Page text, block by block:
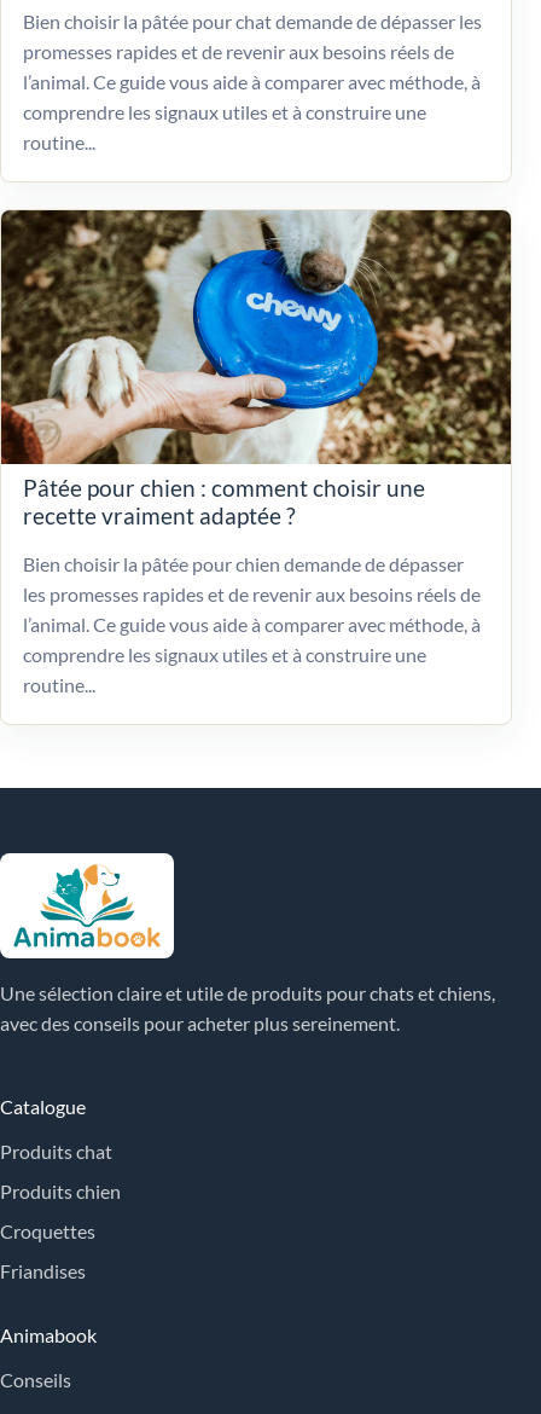
Bien choisir la pâtée pour chat demande de dépasser les
promesses rapides et de revenir aux besoins réels de
l’animal. Ce guide vous aide à comparer avec méthode, à
comprendre les signaux utiles et à construire une
routine...
Pâtée pour chien : comment choisir une
recette vraiment adaptée ?
Bien choisir la pâtée pour chien demande de dépasser
les promesses rapides et de revenir aux besoins réels de
l’animal. Ce guide vous aide à comparer avec méthode, à
comprendre les signaux utiles et à construire une
routine...
Une sélection claire et utile de produits pour chats et chiens,
avec des conseils pour acheter plus sereinement.
Catalogue
Produits chat
Produits chien
Croquettes
Friandises
Animabook
Conseils